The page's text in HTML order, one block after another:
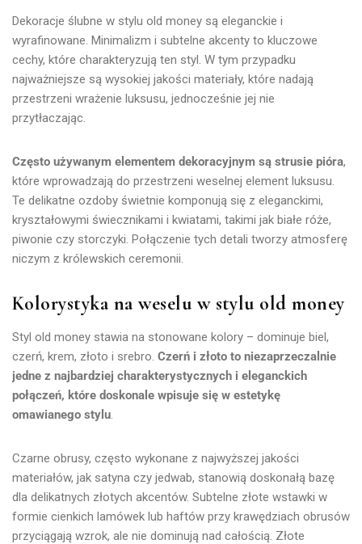
Dekoracje ślubne w stylu old money są eleganckie i
wyrafinowane. Minimalizm i subtelne akcenty to kluczowe
cechy, które charakteryzują ten styl. W tym przypadku
najważniejsze są wysokiej jakości materiały, które nadają
przestrzeni wrażenie luksusu, jednocześnie jej nie
przytłaczając.
Często używanym elementem dekoracyjnym są strusie pióra,
które wprowadzają do przestrzeni weselnej element luksusu.
Te delikatne ozdoby świetnie komponują się z eleganckimi,
kryształowymi świecznikami i kwiatami, takimi jak białe róże,
piwonie czy storczyki. Połączenie tych detali tworzy atmosferę
niczym z królewskich ceremonii.
Kolorystyka na weselu w stylu old money
Styl old money stawia na stonowane kolory – dominuje biel,
czerń, krem, złoto i srebro. Czerń i złoto to niezaprzeczalnie
jedne z najbardziej charakterystycznych i eleganckich
połączeń, które doskonale wpisuje się w estetykę
omawianego stylu.
Czarne obrusy, często wykonane z najwyższej jakości
materiałów, jak satyna czy jedwab, stanowią doskonałą bazę
dla delikatnych złotych akcentów. Subtelne złote wstawki w
formie cienkich lamówek lub haftów przy krawędziach obrusów
przyciągają wzrok, ale nie dominują nad całością. Złote